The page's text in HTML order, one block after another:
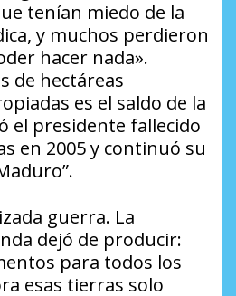
tenían miedo de la
y muchos perdieron
hacer nada».
de hectáreas
es el saldo de la
el presidente fallecido
en 2005 y continuó su
guerra. La
dejó de producir:
para todos los
esas tierras solo